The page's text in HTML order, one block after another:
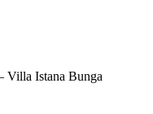
Villa Istana Bunga